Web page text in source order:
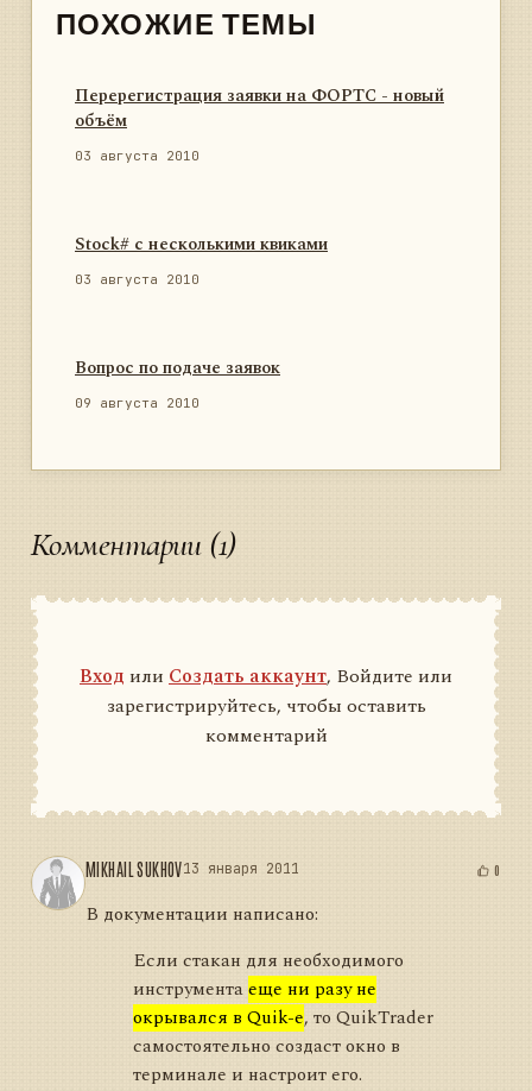
ПОХОЖИЕ ТЕМЫ
Перерегистрация заявки на ФОРТС - новый
объём
03 августа 2010
Stock# с несколькими квиками
03 августа 2010
Вопрос по подаче заявок
09 августа 2010
Комментарии (1)
Вход или Создать аккаунт, Войдите или
зарегистрируйтесь, чтобы оставить
комментарий
MIKHAIL SUKHOV13 января 2011 0
В документации написано:
Если стакан для необходимого
инструментаеще ни разу не
окрывался в Quik-е, то QuikTrader
самостоятельно создаст окно в
терминале и настроит его.